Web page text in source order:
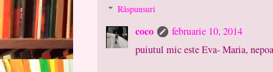
Răspunsuri
coco
februarie 10, 2014
puiutul mic este Eva- Maria,